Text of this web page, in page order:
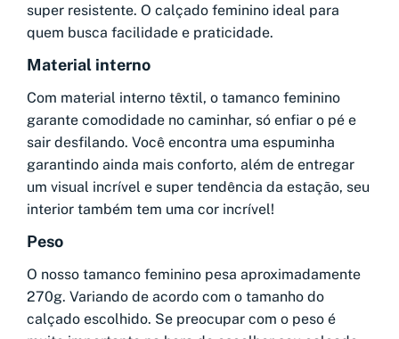
super resistente. O calçado feminino ideal para
quem busca facilidade e praticidade.
Material interno
Com material interno têxtil, o tamanco feminino
garante comodidade no caminhar, só enfiar o pé e
sair desfilando. Você encontra uma espuminha
garantindo ainda mais conforto, além de entregar
um visual incrível e super tendência da estação, seu
interior também tem uma cor incrível!
Peso
O nosso tamanco feminino pesa aproximadamente
270g. Variando de acordo com o tamanho do
calçado escolhido. Se preocupar com o peso é